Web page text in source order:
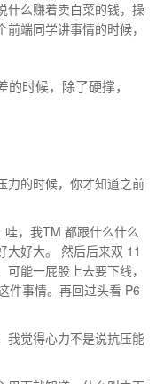
什么赚着卖白菜的钱，操
端同学讲事情的时候，
时候，除了硬撑，
力的时候，你才知道之前
，我TM 都跟什么什么
大好大。 然后后来双 11
能一屁股上去要下线，
件事情。再回过头看 P6
我觉得心力不是说抗压能